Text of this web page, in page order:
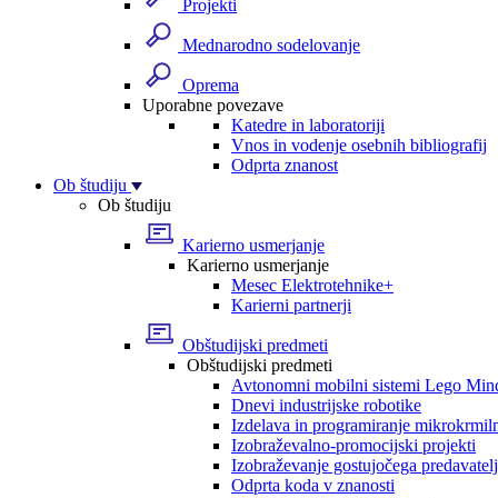
Projekti
Mednarodno sodelovanje
Oprema
Uporabne povezave
Katedre in laboratoriji
Vnos in vodenje osebnih bibliografij
Odprta znanost
Ob študiju
Ob študiju
Karierno usmerjanje
Karierno usmerjanje
Mesec Elektrotehnike+
Karierni partnerji
Obštudijski predmeti
Obštudijski predmeti
Avtonomni mobilni sistemi Lego
Dnevi industrijske robotike
Izdelava in programiranje
Izobraževalno-promocijski projekti
Izobraževanje gostujočega
Odprta koda v znanosti